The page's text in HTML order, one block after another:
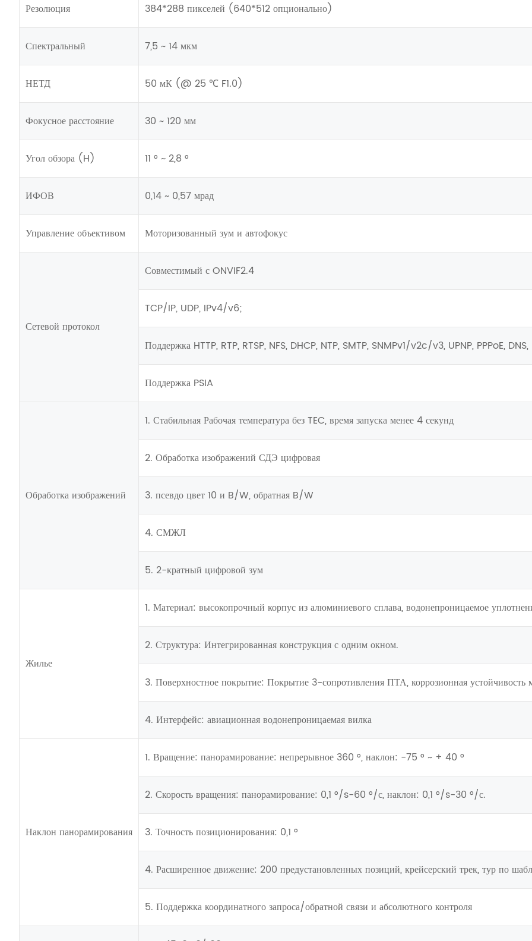
Резолюция 384*288 пикселей (640*512 опционально)
Спектральный 7,5 ~ 14 мкм
НЕТД 50 мК (@ 25 ℃ F1.0)
Фокусное расстояние 30 ~ 120 мм
Угол обзора (H) 11 ° ~ 2,8 °
ИФОВ 0,14 ~ 0,57 мрад
Управление объективом Моторизованный зум и автофокус
Сетевой протокол
Совместимый с ONVIF2.4
TCP/IP, UDP, IPv4/v6;
Поддержка HTTP, RTP, RTSP, NFS, DHCP, NTP, SMTP, SNMPv1/v2c/v3, UPNP, PPPoE, DNS,
Поддержка PSIA
Обработка изображений
1. Стабильная Рабочая температура без TEC, время запуска менее 4 секунд
2. Обработка изображений СДЭ цифровая
3. псевдо цвет 10 и B/W, обратная B/W
4. СМЖЛ
5. 2-кратный цифровой зум
Жилье
1. Материал: высокопрочный корпус из алюминиевого сплава, водонепроницаемое
2. Структура: Интегрированная конструкция с одним окном.
3. Поверхностное покрытие: Покрытие 3-сопротивления ПТА, коррозионная устойчивость
4. Интерфейс: авиационная водонепроницаемая вилка
Наклон панорамирования
1. Вращение: панорамирование: непрерывное 360 °, наклон: -75 ° ~ + 40 °
2. Скорость вращения: панорамирование: 0,1 °/s-60 °/с, наклон: 0,1 °/s-30 °/с.
3. Точность позиционирования: 0,1 °
4. Расширенное движение: 200 предустановленных позиций, крейсерский трек, тур по
5. Поддержка координатного запроса/обратной связи и абсолютного контроля